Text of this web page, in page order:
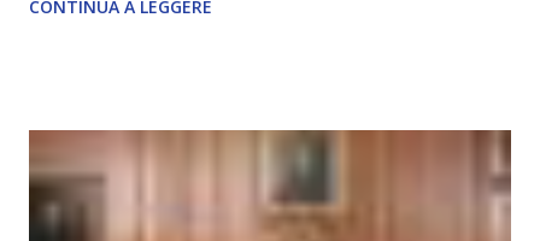
autentico, non ha connessione con l’Uno. Coscienza è la
che permette di scegliere per amore anche quando non è la
scelta più efficiente. È ciò che ci collega all’Uno Infinito.
L’intelligenza può simulare comportamenti coscienti, ma
CONTINUA A LEGGERE